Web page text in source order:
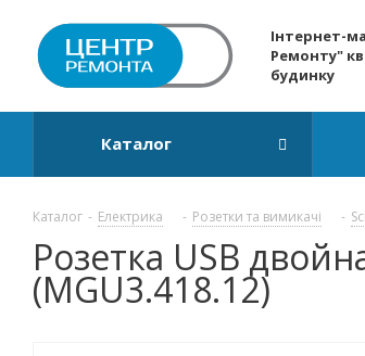
Інтернет-
Ремонту"
будинку
Каталог
Каталог - Електрика - Розетки та вимикачі -
Розетка USB
(MGU3.418.12)